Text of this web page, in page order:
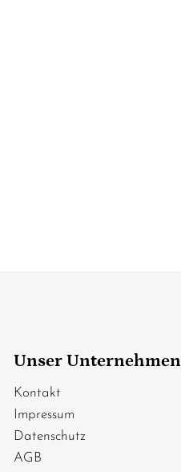
Unser Unternehmen
Kontakt
Impressum
Datenschutz
AGB